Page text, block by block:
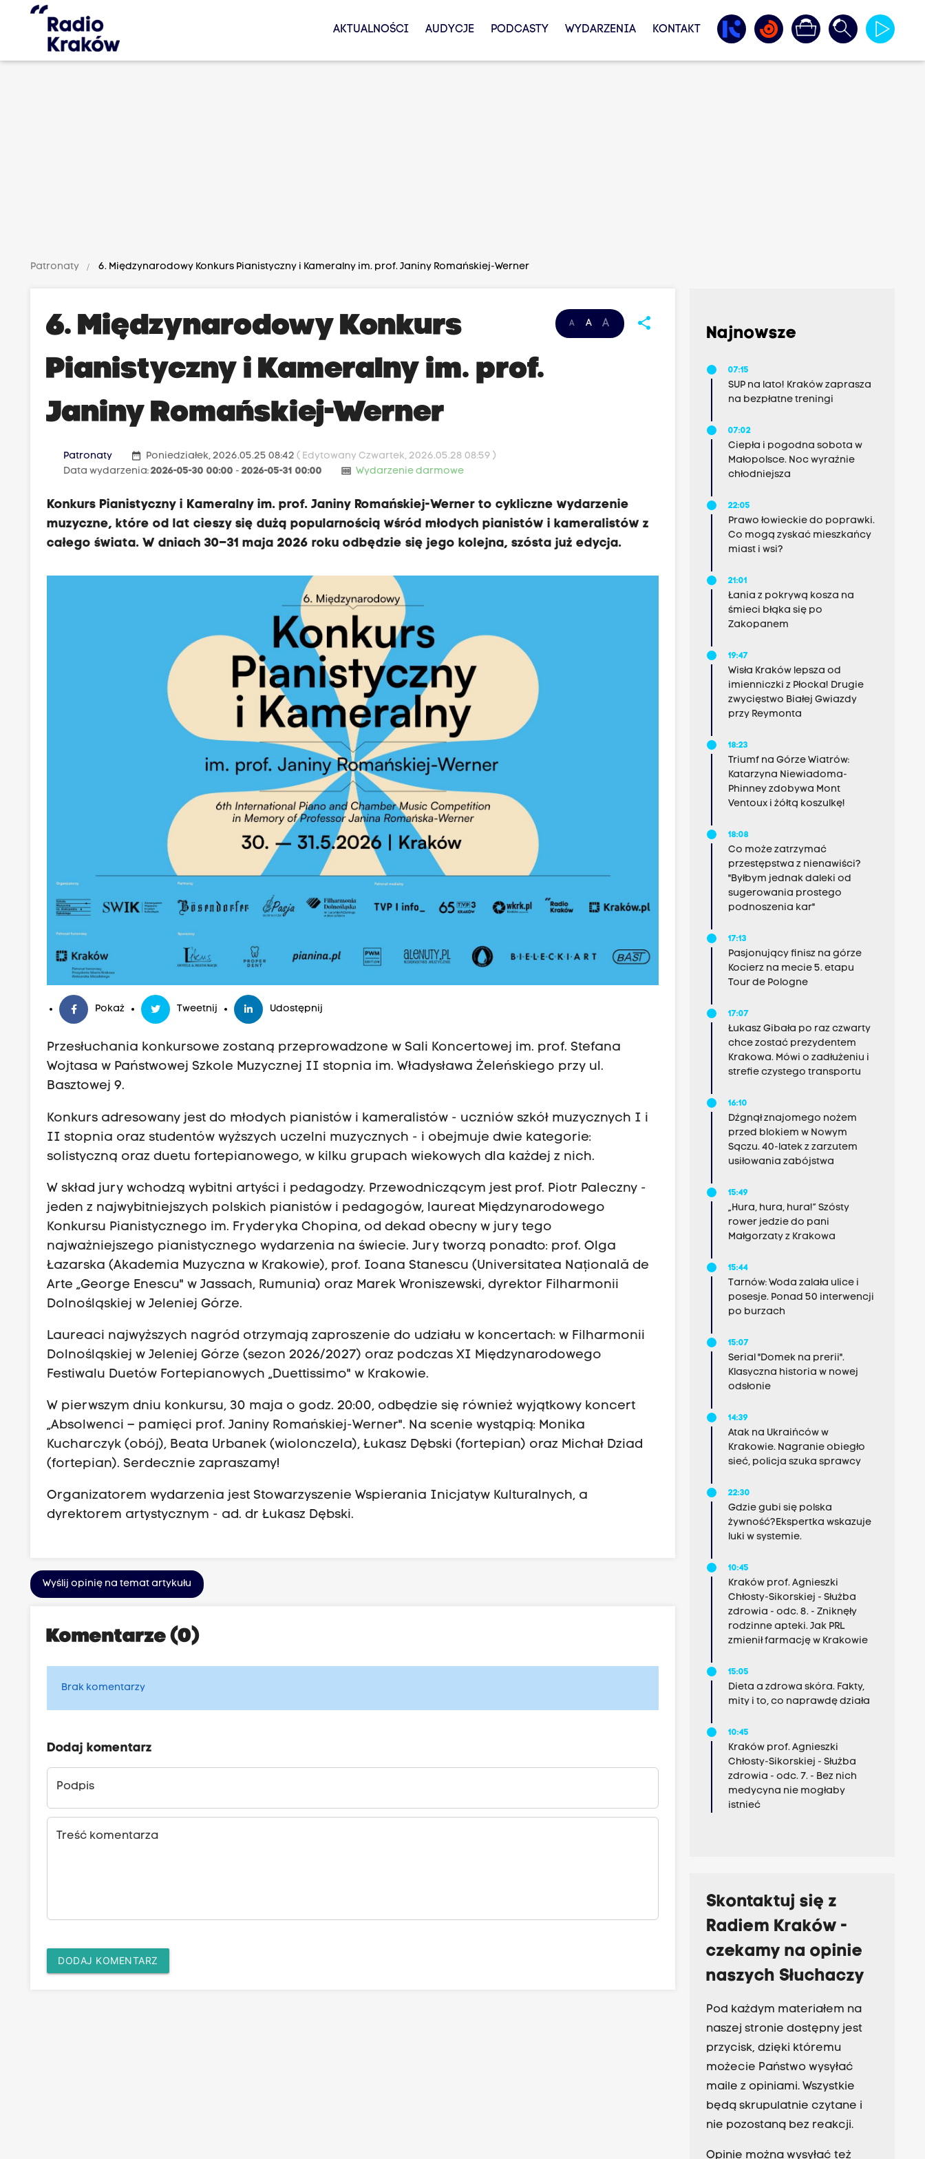
AKTUALNOŚCI AUDYCJE PODCASTY WYDARZENIA KONTAKT
Patronaty 6. Międzynarodowy Konkurs Pianistyczny i Kameralny im. prof. Janiny Romańskiej-Werner
A A A share
6. Międzynarodowy Konkurs
Pianistyczny i Kameralny im. prof.
Janiny Romańskiej-Werner
Patronaty date_range Poniedziałek, 2026.05.25 08:42( Edytowany Czwartek, 2026.05.28 08:59 )
Data wydarzenia:2026-05-30 00:00 -2026-05-31 00:00 money Wydarzenie darmowe
Konkurs Pianistyczny i Kameralny im. prof. Janiny Romańskiej-Werner to cykliczne wydarzenie
muzyczne, które od lat cieszy się dużą popularnością wśród młodych pianistów i kameralistów z
całego świata. W dniach 30–31 maja 2026 roku odbędzie się jego kolejna, szósta już edycja.
Pokaż Tweetnij Udostępnij
Przesłuchania konkursowe zostaną przeprowadzone w Sali Koncertowej im. prof. Stefana
Wojtasa w Państwowej Szkole Muzycznej II stopnia im. Władysława Żeleńskiego przy ul.
Basztowej 9.
Konkurs adresowany jest do młodych pianistów i kameralistów - uczniów szkół muzycznych I i
II stopnia oraz studentów wyższych uczelni muzycznych - i obejmuje dwie kategorie:
solistyczną oraz duetu fortepianowego, w kilku grupach wiekowych dla każdej z nich.
W skład jury wchodzą wybitni artyści i pedagodzy. Przewodniczącym jest prof. Piotr Paleczny -
jeden z najwybitniejszych polskich pianistów i pedagogów, laureat Międzynarodowego
Konkursu Pianistycznego im. Fryderyka Chopina, od dekad obecny w jury tego
najważniejszego pianistycznego wydarzenia na świecie. Jury tworzą ponadto: prof. Olga
Łazarska (Akademia Muzyczna w Krakowie), prof. Ioana Stanescu (Universitatea Națională de
Arte „George Enescu" w Jassach, Rumunia) oraz Marek Wroniszewski, dyrektor Filharmonii
Dolnośląskiej w Jeleniej Górze.
Laureaci najwyższych nagród otrzymają zaproszenie do udziału w koncertach: w Filharmonii
Dolnośląskiej w Jeleniej Górze (sezon 2026/2027) oraz podczas XI Międzynarodowego
Festiwalu Duetów Fortepianowych „Duettissimo" w Krakowie.
W pierwszym dniu konkursu, 30 maja o godz. 20:00, odbędzie się również wyjątkowy koncert
„Absolwenci – pamięci prof. Janiny Romańskiej-Werner". Na scenie wystąpią: Monika
Kucharczyk (obój), Beata Urbanek (wiolonczela), Łukasz Dębski (fortepian) oraz Michał Dziad
(fortepian). Serdecznie zapraszamy!
Organizatorem wydarzenia jest Stowarzyszenie Wspierania Inicjatyw Kulturalnych, a
dyrektorem artystycznym - ad. dr Łukasz Dębski.
Wyślij opinię na temat artykułu
Komentarze (0)
Brak komentarzy
Dodaj komentarz
Podpis
Treść komentarza
DODAJ KOMENTARZ
Najnowsze
07:15
SUP na lato! Kraków zaprasza
na bezpłatne treningi
07:02
Ciepła i pogodna sobota w
Małopolsce. Noc wyraźnie
chłodniejsza
22:05
Prawo łowieckie do poprawki.
Co mogą zyskać mieszkańcy
miast i wsi?
21:01
Łania z pokrywą kosza na
śmieci błąka się po
Zakopanem
19:47
Wisła Kraków lepsza od
imienniczki z Płocka! Drugie
zwycięstwo Białej Gwiazdy
przy Reymonta
18:23
Triumf na Górze Wiatrów:
Katarzyna Niewiadoma-
Phinney zdobywa Mont
Ventoux i żółtą koszulkę!
18:08
Co może zatrzymać
przestępstwa z nienawiści?
"Byłbym jednak daleki od
sugerowania prostego
podnoszenia kar"
17:13
Pasjonujący finisz na górze
Kocierz na mecie 5. etapu
Tour de Pologne
17:07
Łukasz Gibała po raz czwarty
chce zostać prezydentem
Krakowa. Mówi o zadłużeniu i
strefie czystego transportu
16:10
Dźgnął znajomego nożem
przed blokiem w Nowym
Sączu. 40-latek z zarzutem
usiłowania zabójstwa
15:49
„Hura, hura, hura!” Szósty
rower jedzie do pani
Małgorzaty z Krakowa
15:44
Tarnów: Woda zalała ulice i
posesje. Ponad 50 interwencji
po burzach
15:07
Serial "Domek na prerii".
Klasyczna historia w nowej
odsłonie
14:39
Atak na Ukraińców w
Krakowie. Nagranie obiegło
sieć, policja szuka sprawcy
22:30
Gdzie gubi się polska
żywność?Ekspertka wskazuje
luki w systemie.
10:45
Kraków prof. Agnieszki
Chłosty-Sikorskiej - Służba
zdrowia - odc. 8. - Zniknęły
rodzinne apteki. Jak PRL
zmienił farmację w Krakowie
15:05
Dieta a zdrowa skóra. Fakty,
mity i to, co naprawdę działa
10:45
Kraków prof. Agnieszki
Chłosty-Sikorskiej - Służba
zdrowia - odc. 7. - Bez nich
medycyna nie mogłaby
istnieć
Skontaktuj się z
Radiem Kraków -
czekamy na opinie
naszych Słuchaczy
Pod każdym materiałem na
naszej stronie dostępny jest
przycisk, dzięki któremu
możecie Państwo wysyłać
maile z opiniami. Wszystkie
będą skrupulatnie czytane i
nie pozostaną bez reakcji.
Opinie można wysyłać też